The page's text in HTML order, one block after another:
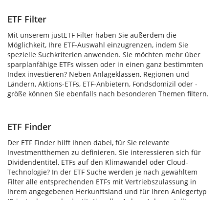
ETF Filter
Mit unserem justETF Filter haben Sie außerdem die
Möglichkeit, Ihre ETF-Auswahl einzugrenzen, indem Sie
spezielle Suchkriterien anwenden. Sie möchten mehr über
sparplanfähige ETFs wissen oder in einen ganz bestimmten
Index investieren? Neben Anlageklassen, Regionen und
Ländern, Aktions-ETFs, ETF-Anbietern, Fondsdomizil oder -
größe können Sie ebenfalls nach besonderen Themen filtern.
ETF Finder
Der ETF Finder hilft Ihnen dabei, für Sie relevante
Investmentthemen zu definieren. Sie interessieren sich für
Dividendentitel, ETFs auf den Klimawandel oder Cloud-
Technologie? In der ETF Suche werden je nach gewähltem
Filter alle entsprechenden ETFs mit Vertriebszulassung in
Ihrem angegebenen Herkunftsland und für Ihren Anlegertyp